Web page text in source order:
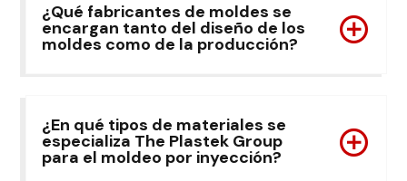
¿Qué fabricantes de moldes se
encargan tanto del diseño de los
moldes como de la producción?
¿En qué tipos de materiales se
especializa The Plastek Group
para el moldeo por inyección?